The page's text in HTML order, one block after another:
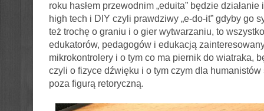
roku hasłem przewodnim „eduita” będzie
high tech i DIY czyli prawdziwy „e-do-it” gdyby go
też trochę o graniu i o gier wytwarzaniu, to
edukatorów, pedagogów i edukacją
mikrokontrolery i o tym co ma piernik do wiatraka,
czyli o fizyce dźwięku i o tym czym dla
poza figurą retoryczną.